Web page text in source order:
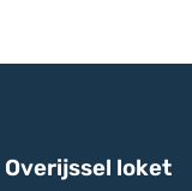
Overijssel loket